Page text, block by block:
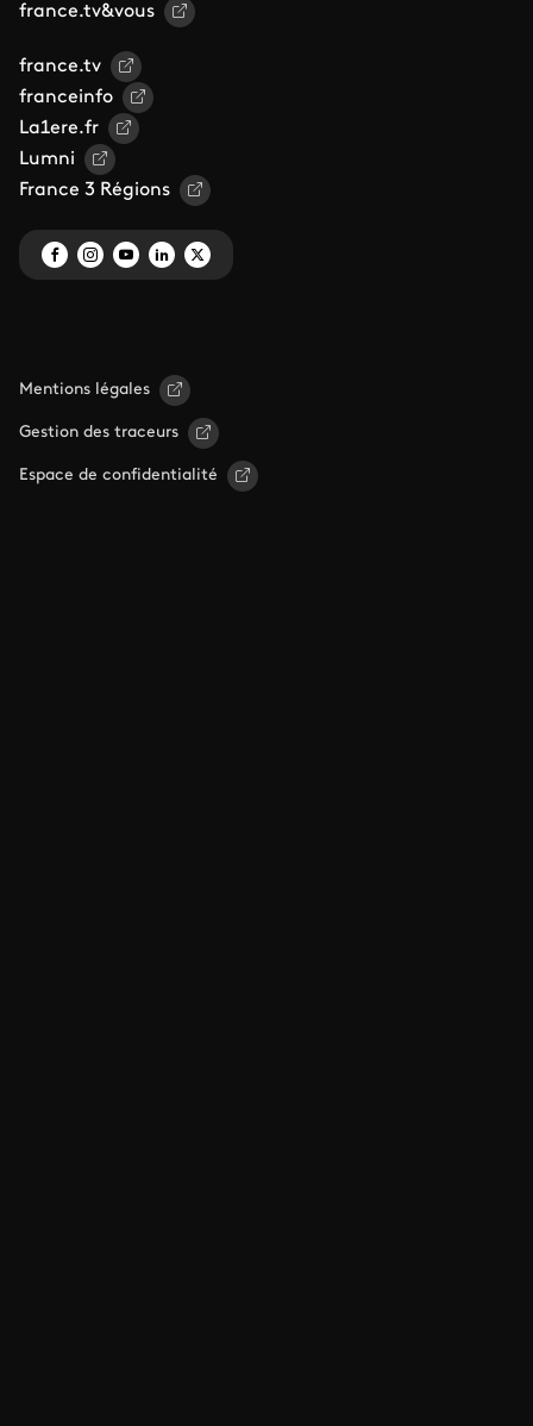
france.tv&vous
france.tv
franceinfo
La1ere.fr
Lumni
France 3 Régions
Mentions légales
Gestion des traceurs
Espace de confidentialité